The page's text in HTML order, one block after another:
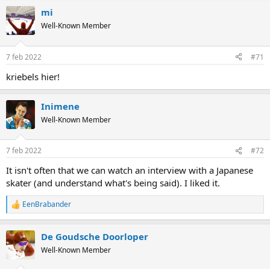
c
t
i
n
s
mi
Well-Known Member
7 feb 2022 #71
kriebels hier!
Inimene
Well-Known Member
7 feb 2022 #72
It isn't often that we can watch an interview with a Japanese
skater (and understand what's being said). I liked it.
R
e
c
t
EenBrabander
De Goudsche Doorloper
Well-Known Member